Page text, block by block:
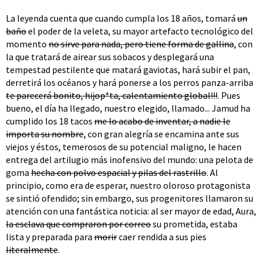
La leyenda cuenta que cuando cumpla los 18 años, tomará un
bañoel poder de la veleta, su mayor artefacto tecnológico del
momento no sirve para nada, pero tiene forma de gallina, con
la que tratará de airear sus sobacos y desplegará una
tempestad pestilente que matará gaviotas, hará subir el pan,
derretirá los océanos y hará ponerse a los perros panza-arriba
te parecerá bonito, hijop*ta, calentamiento global!!!. Pues
bueno, el día ha llegado, nuestro elegido, llamado... Jamud ha
cumplido los 18 tacos me lo acabo de inventar, a nadie le
importa su nombre, con gran alegría se encamina ante sus
viejos y éstos, temerosos de su potencial maligno, le hacen
entrega del artilugio más inofensivo del mundo: una pelota de
goma hecha con polvo espacial y pilas del rastrillo. Al
principio, como era de esperar, nuestro oloroso protagonista
se sintió ofendido; sin embargo, sus progenitores llamaron su
atención con una fantástica noticia: al ser mayor de edad, Aura,
la esclava que compraron por correosu prometida, estaba
lista y preparada para morircaer rendida a sus pies
literalmente.